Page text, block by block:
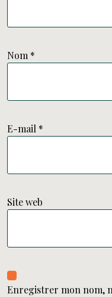
Nom *
E-mail *
Site web
Enregistrer mon nom,